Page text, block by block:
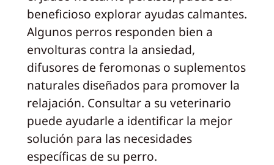
beneficioso explorar ayudas calmantes.
Algunos perros responden bien a
envolturas contra la ansiedad,
difusores de feromonas o suplementos
naturales diseñados para promover la
relajación. Consultar a su veterinario
puede ayudarle a identificar la mejor
solución para las necesidades
específicas de su perro.